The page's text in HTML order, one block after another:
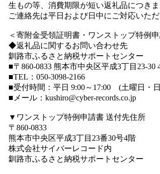
生もの等、消費期限が短い返礼品につき
ご連絡先は平日および日中にご対応いた
＜寄附金受領証明書・ワンストップ特例
◆返礼品に関するお問い合わせ先
釧路市ふるさと納税サポートセンター
■〒860-0833 熊本市中央区平成3丁目23-30
■TEL：050-3098-2166
■受付時間：平日 9:00～17:00 (土曜日・
■メール：kushiro@cyber-records.co.jp
▼ワンストップ特例申請書 送付先住所
〒860-0833
熊本市中央区平成3丁目23番30号4階
株式会社サイバーレコード内
釧路市ふるさと納税サポートセンター